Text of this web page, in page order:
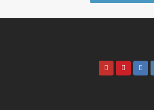
Instagram
LinkedIn
Pinterest